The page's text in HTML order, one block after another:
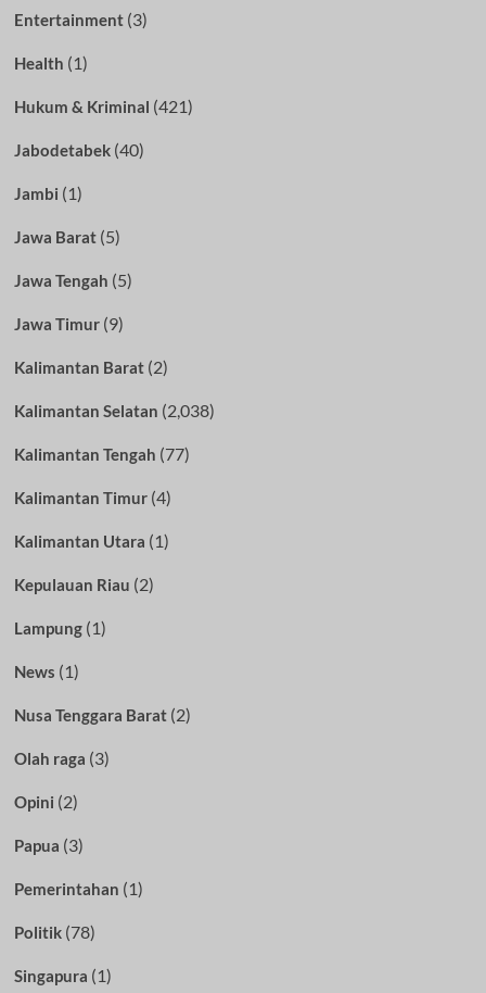
Entertainment(3)
Health (1)
Hukum & Kriminal (421)
Jabodetabek(40)
Jambi (1)
Jawa Barat(5)
Jawa Tengah (5)
Jawa Timur(9)
Kalimantan Barat(2)
Kalimantan Selatan (2,038)
Kalimantan Tengah (77)
Kalimantan Timur(4)
Kalimantan Utara (1)
Kepulauan Riau (2)
Lampung(1)
News (1)
Nusa Tenggara Barat(2)
Olah raga (3)
Opini (2)
Papua (3)
Pemerintahan (1)
Politik(78)
Singapura (1)